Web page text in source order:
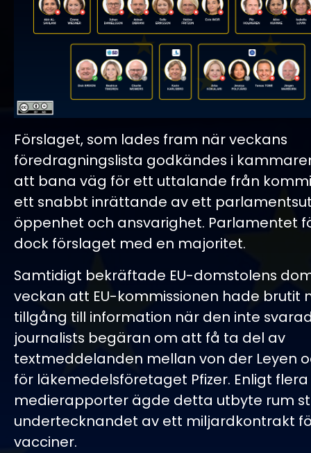
Förslaget, som lades fram när veckans
föredragningslista godkändes i
att bana väg för ett uttalande från
ett snabbt inrättande av ett
öppenhet och ansvarighet. Parlamentet
dock förslaget med en majoritet.
Samtidigt bekräftade EU-domstolens
veckan att EU-kommissionen hade brutit
tillgång till information när den inte
journalists begäran om att få ta del av
textmeddelanden mellan von der Leyen
för läkemedelsföretaget Pfizer. Enligt flera
medierapporter ägde detta utbyte rum
undertecknandet av ett miljardkontrakt
vacciner.